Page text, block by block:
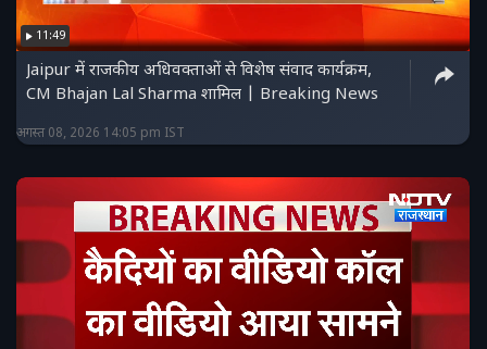
https://www.facebook.com/ndtvrajasthanofficial
हमें ट्विटर पर फॉलो करें :
https://twitter.com/NDTV_Rajasthan
11:49
Jaipur में राजकीय अधिवक्ताओं से विशेष संवाद कार्यक्रम,
CM Bhajan Lal Sharma शामिल | Breaking News
अगस्त 08, 2026 14:05 pm IST